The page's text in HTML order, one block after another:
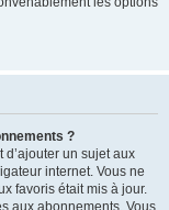
?
un sujet aux
internet. Vous ne
favoris était mis à jour.
aux abonnements. Vous